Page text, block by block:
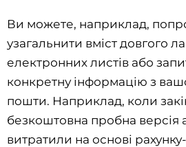
Ви можете, наприклад,
узагальнити вміст довгого
електронних листів або
конкретну інформацію з
пошти. Наприклад, коли
безкоштовна пробна версія
витратили на основі